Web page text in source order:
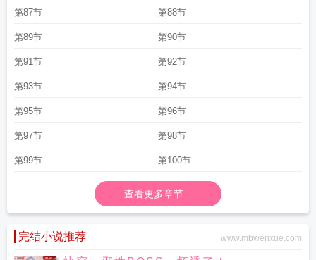
第87节 第88节
第89节 第90节
第91节 第92节
第93节 第94节
第95节 第96节
第97节 第98节
第99节 第100节
查看更多章节...
完结小说推荐 www.mbwenxue.com